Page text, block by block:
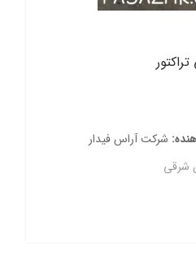
شرکت آراس فیدار
شرقی